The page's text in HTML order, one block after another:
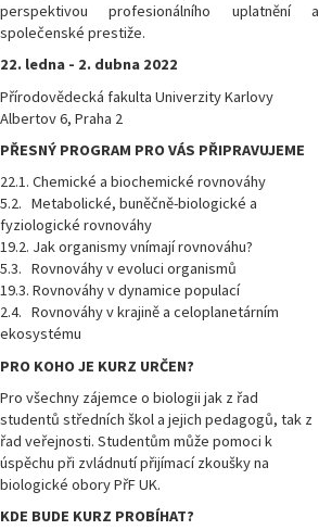
perspektivou profesionálního uplatnění a
společenské prestiže.
22. ledna - 2. dubna 2022
Přírodovědecká fakulta Univerzity Karlovy
Albertov 6, Praha 2
PŘESNÝ PROGRAM PRO VÁS PŘIPRAVUJEME
22.1. Chemické a biochemické rovnováhy
5.2. Metabolické, buněčně-biologické a
fyziologické rovnováhy
19.2. Jak organismy vnímají rovnováhu?
5.3. Rovnováhy v evoluci organismů
19.3. Rovnováhy v dynamice populací
2.4. Rovnováhy v krajině a celoplanetárním
ekosystému
PRO KOHO JE KURZ URČEN?
Pro všechny zájemce o biologii jak z řad
studentů středních škol a jejich pedagogů, tak z
řad veřejnosti. Studentům může pomoci k
úspěchu při zvládnutí přijímací zkoušky na
biologické obory PřF UK.
KDE BUDE KURZ PROBÍHAT?